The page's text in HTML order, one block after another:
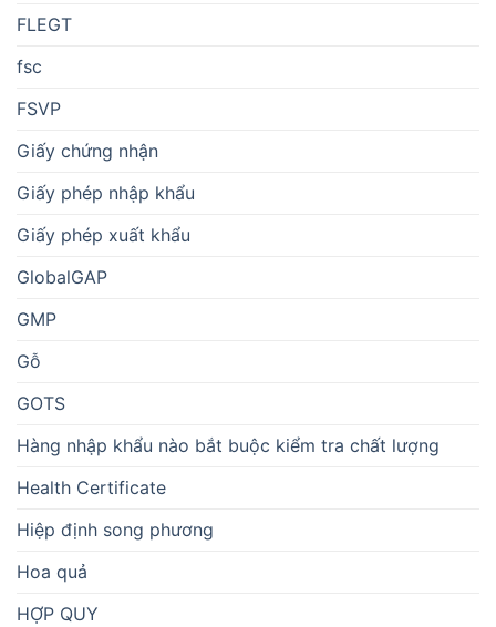
FLEGT
fsc
FSVP
Giấy chứng nhận
Giấy phép nhập khẩu
Giấy phép xuất khẩu
GlobalGAP
GMP
Gỗ
GOTS
Hàng nhập khẩu nào bắt buộc kiểm tra chất lượng
Health Certificate
Hiệp định song phương
Hoa quả
HỢP QUY